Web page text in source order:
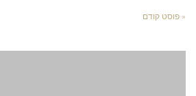
« פוסט קודם